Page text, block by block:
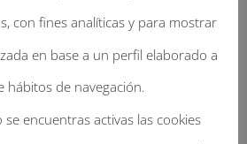
adicional
TU TALLA
con fines analíticas y para mostrar
en base a un perfil elaborado a
hábitos de navegación.
encuentras activas las cookies